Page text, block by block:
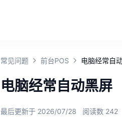
常见问题 前台POS 电脑经常自
电脑经常自动黑屏
最后更新于 2026/07/28 阅读数 242